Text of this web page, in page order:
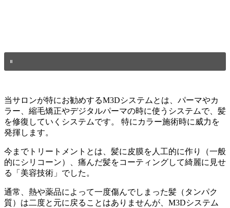
当サロンが特にお勧めするM3Dシステムとは、パーマやカ
ラー、縮毛矯正やデジタルパーマの時に使うシステムで、髪
を修復していくシステムです。 特にカラー施術時に威力を
発揮します。
今までトリートメントとは、髪に皮膜を人工的に作り（一般
的にシリコーン）、痛んだ髪をコーティングして綺麗に見せ
る「美容技術」でした。
通常、熱や薬品によって一度傷んでしまった髪（タンパク
質）は二度と元に戻ることはありませんが、M3Dシステム